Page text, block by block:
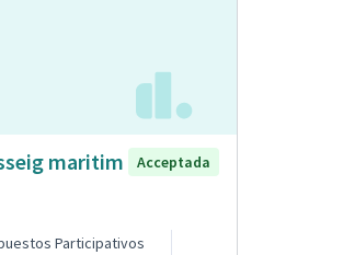
maritim
Acceptada
Participativos